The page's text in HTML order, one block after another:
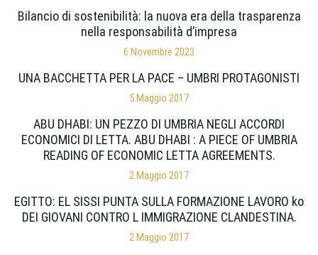
Bilancio di sostenibilità: la nuova era della trasparenza
nella responsabilità d’impresa
6 Novembre 2023
UNA BACCHETTA PER LA PACE – UMBRI PROTAGONISTI
5 Maggio 2017
ABU DHABI: UN PEZZO DI UMBRIA NEGLI ACCORDI
ECONOMICI DI LETTA. ABU DHABI : A PIECE OF UMBRIA
READING OF ECONOMIC LETTA AGREEMENTS.
2 Maggio 2017
EGITTO: EL SISSI PUNTA SULLA FORMAZIONE LAVORO ko
DEI GIOVANI CONTRO L IMMIGRAZIONE CLANDESTINA.
2 Maggio 2017